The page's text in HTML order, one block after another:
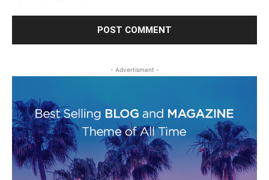
- Advertisment -